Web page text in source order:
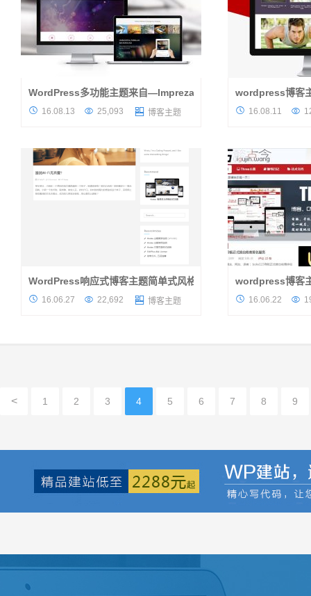
最近因为小编恰好没什么事情，所以决定定期
美观而且功能非常多的主题，它的...
WordPress多功能主题来自—Impreza
 16.08.13  25,093  博客主题
算算已经有一个多
wordpress主题，紫
wordpress博客
 16.08.11 
WordPress响应式博客主题简单式风格-Kratos
 16.06.27  22,692  博客主题
这是一款红色两栏
wordpress博客
 16.06.22 
< 1 2 3 4 5 6 7 8 9